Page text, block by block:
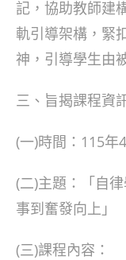
記，協助教師建
軌引導架構，緊
神，引導學生由
三、旨揭課程資
(一)時間：115年
(二)主題：「自
事到奮發向上」
(三)課程內容：